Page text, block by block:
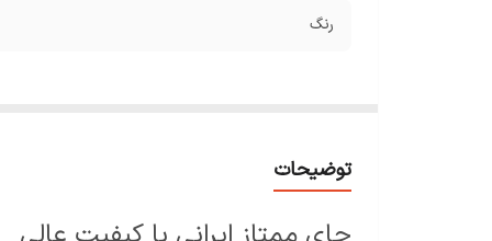
رنگ
توضیحات